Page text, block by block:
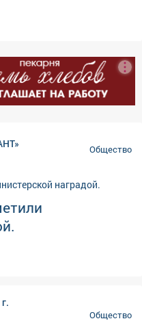
судьбоносные
был наполнен
впечатлениями.
истории, но и
И голос Лилии,
ребят голосом
Общество
Общество